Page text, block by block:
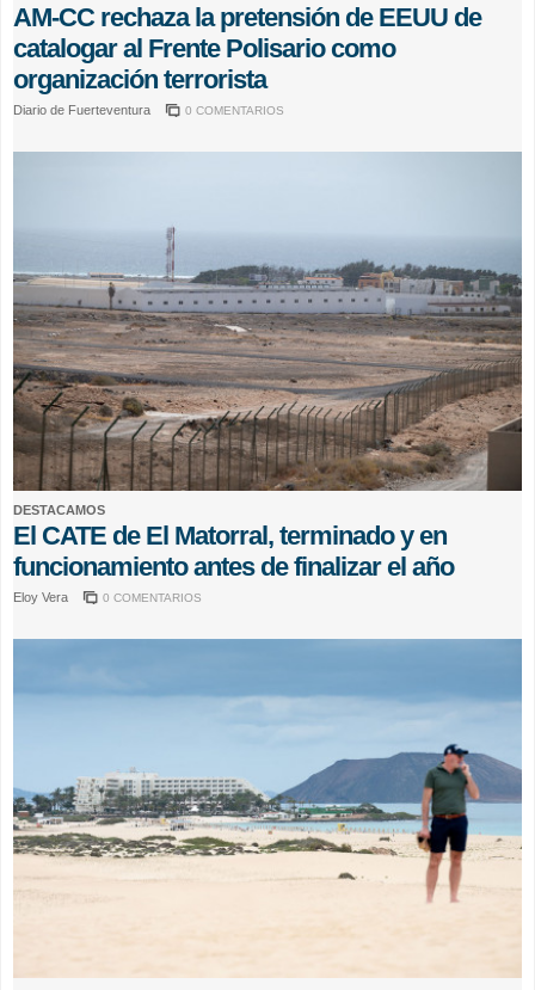
AM-CC rechaza la pretensión de EEUU de
catalogar al Frente Polisario como
organización terrorista
Diario de Fuerteventura 0 COMENTARIOS
DESTACAMOS
El CATE de El Matorral, terminado y en
funcionamiento antes de finalizar el año
Eloy Vera 0 COMENTARIOS